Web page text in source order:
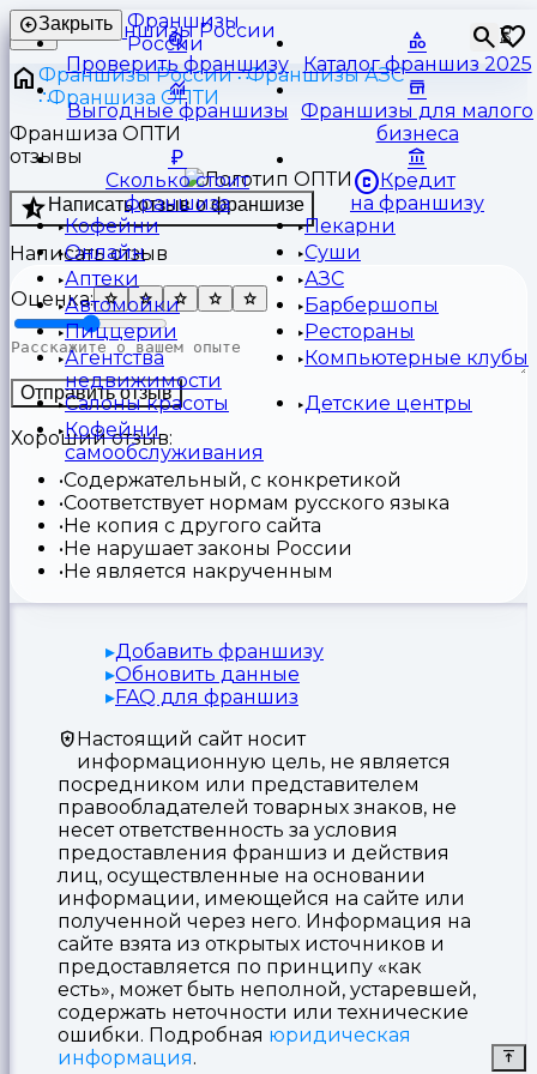
Франшизы
России
⏳
Закрыть
Проверить франшизу Каталог франшиз 2025
Выгодные франшизы
Франшизы для малого
бизнеса
Сколько стоит
франшиза
Кредит
на франшизу
Кофейни
Пекарни
Онлайн
Суши
Аптеки
АЗС
Автомойки
Барбершопы
Пиццерии
Рестораны
Агентства
недвижимости
Компьютерные клубы
Салоны красоты
Детские центры
Кофейни
самообслуживания
Франшизы России
Франшизы АЗС
Франшиза ОПТИ
Франшиза ОПТИ
отзывы
Написать отзыв о франшизе
Написать отзыв
Оценка:
Отправить отзыв
Хороший отзыв:
Содержательный, с конкретикой
Соответствует нормам русского языка
Не копия с другого сайта
Не нарушает законы России
Не является накрученным
Добавить франшизу
Обновить данные
FAQ для франшиз
Настоящий сайт носит
информационную цель, не является
посредником или представителем
правообладателей товарных знаков, не
несет ответственность за условия
предоставления франшиз и действия
лиц, осуществленные на основании
информации, имеющейся на сайте или
полученной через него. Информация на
сайте взята из открытых источников и
предоставляется по принципу «как
есть», может быть неполной, устаревшей,
содержать неточности или технические
ошибки. Подробная юридическая
информация.